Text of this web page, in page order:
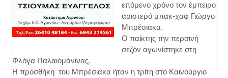
επόμενο χρόνο τον έμπειρο
αριστερό μπακ-χαφ Γιώργο
Μπρέσιακα.
Ο παίκτης την περσινή
σεζόν αγωνίστηκε στη
Φλόγα Παλαιομάνινας.
Η προσθήκη του Μπρέσιακα ήταν η τρίτη στο Καινούργιο